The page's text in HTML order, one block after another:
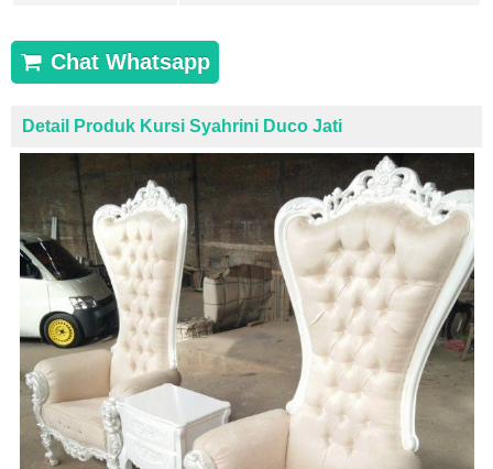
Chat Whatsapp
Detail Produk Kursi Syahrini Duco Jati